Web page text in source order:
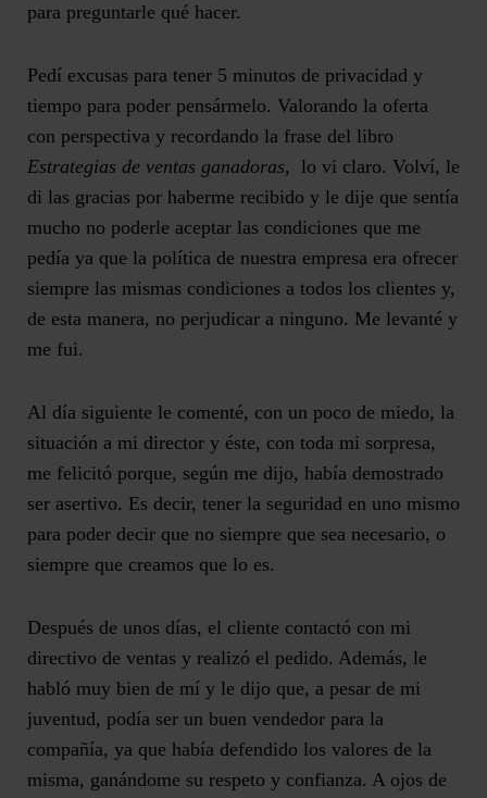
para preguntarle qué hacer.
Pedí excusas para tener 5 minutos de privacidad y
tiempo para poder pensármelo. Valorando la oferta
con perspectiva y recordando la frase del libro
Estrategias de ventas ganadoras,
lo vi claro. Volví, le
di las gracias por haberme recibido y le dije que sentía
mucho no poderle aceptar las condiciones que me
pedía ya que la política de nuestra empresa era ofrecer
siempre las mismas condiciones a todos los clientes y,
de esta manera, no perjudicar a ninguno. Me levanté y
me fui.
Al día siguiente le comenté, con un poco de miedo, la
situación a mi director y éste, con toda mi sorpresa,
me felicitó porque, según me dijo, había demostrado
ser asertivo. Es decir, tener la seguridad en uno mismo
para poder decir que no siempre que sea necesario, o
siempre que creamos que lo es.
Después de unos días, el cliente contactó con mi
directivo de ventas y realizó el pedido. Además, le
habló muy bien de mí y le dijo que, a pesar de mi
juventud, podía ser un buen vendedor para la
compañía, ya que había defendido los valores de la
misma, ganándome su respeto y confianza. A ojos de